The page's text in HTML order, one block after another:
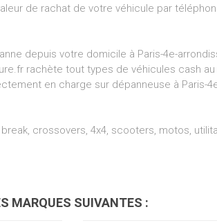
de rachat de votre véhicule par
depuis votre domicile à Paris-4e-
rachète tout types de véhicules cash
en charge sur dépanneuse à Paris-
crossovers, 4x4, scooters, motos,
MARQUES SUIVANTES :